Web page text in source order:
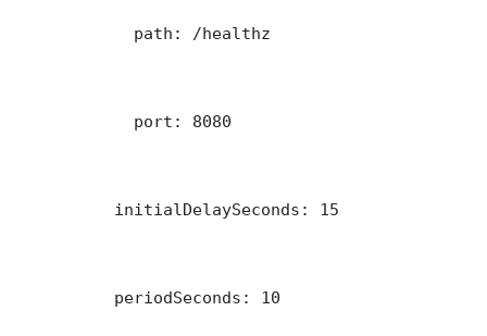
            path: /healthz
            port: 8080
          initialDelaySeconds: 15
          periodSeconds: 10